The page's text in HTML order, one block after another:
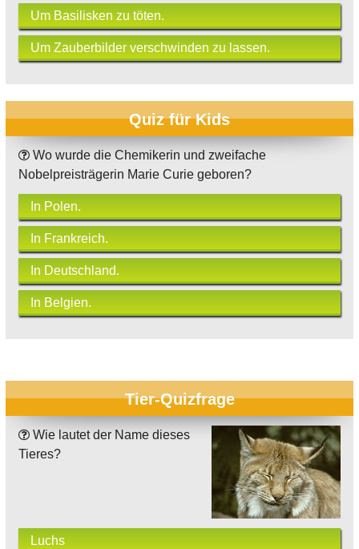
Um Basilisken zu töten.
Um Zauberbilder verschwinden zu lassen.
Quiz für Kids
Wo wurde die Chemikerin und zweifache
Nobelpreisträgerin Marie Curie geboren?
In Polen.
In Frankreich.
In Deutschland.
In Belgien.
Tier-Quizfrage
Wie lautet der Name dieses
Tieres?
Luchs